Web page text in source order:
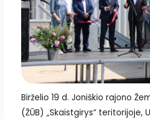
Birželio 19 d. Joniškio rajono
(ŽŪB) „Skaistgirys“ teritorijoje,